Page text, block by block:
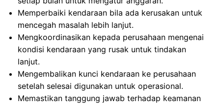
Memperbaiki kendaraan bila ada kerusakan untuk
mencegah masalah lebih lanjut.
Mengkoordinasikan kepada perusahaan mengenai
kondisi kendaraan yang rusak untuk tindakan
lanjut.
Mengembalikan kunci kendaraan ke perusahaan
setelah selesai digunakan untuk operasional.
Memastikan tanggung jawab terhadap keamanan